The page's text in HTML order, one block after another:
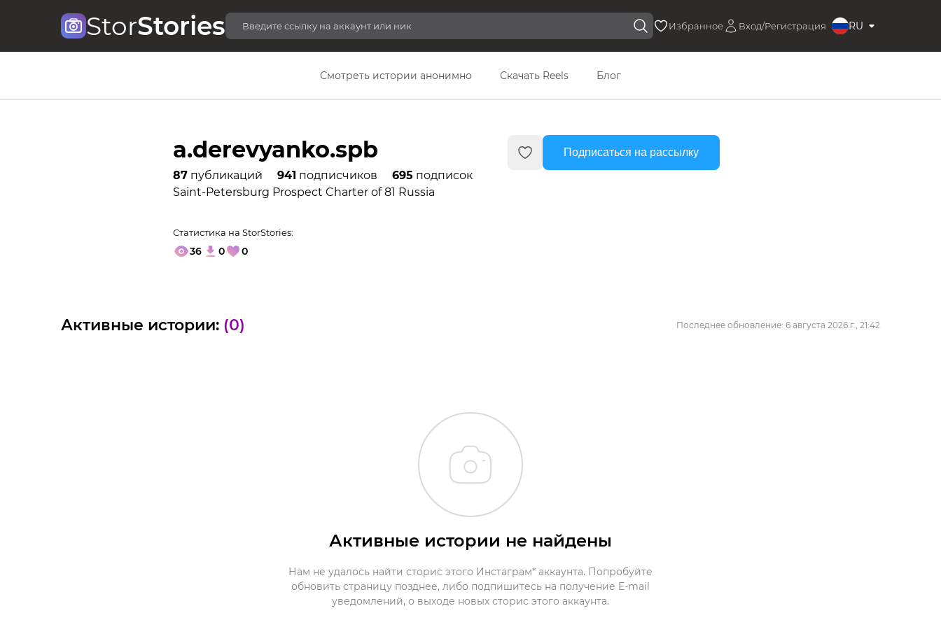
StorStories Избранное Вход/Регистрация RU
Смотреть истории анонимно Скачать Reels Блог
a.derevyanko.spb
87 публикаций 941 подписчиков 695 подписок
Saint-Petersburg Prospect Charter of 81 Russia
Статистика на StorStories:
36 0 0
Подписаться на рассылку
Активные истории: (0) Последнее обновление: 6 августа 2026 г., 21:42
Активные истории не найдены
Нам не удалось найти сторис этого Инстаграм* аккаунта. Попробуйте
обновить страницу позднее, либо подпишитесь на получение E-mail
уведомлений, о выходе новых сторис этого аккаунта.